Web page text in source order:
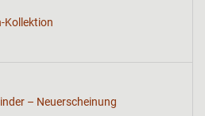
Kollektion
– Neuerscheinung